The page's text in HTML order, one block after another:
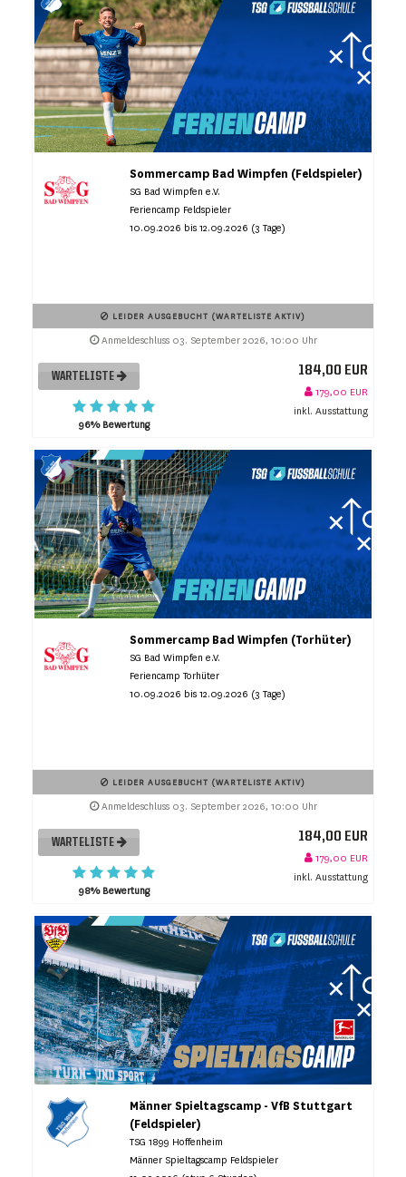
Sommercamp Bad Wimpfen (Feldspieler)
SG Bad Wimpfen e.V.
Feriencamp Feldspieler
10.09.2026 bis 12.09.2026 (3 Tage)
LEIDER AUSGEBUCHT (WARTELISTE AKTIV)
Anmeldeschluss 03. September 2026, 10:00 Uhr
WARTELISTE
96% Bewertung
184,00 EUR
179,00 EUR
inkl. Ausstattung
Sommercamp Bad Wimpfen (Torhüter)
SG Bad Wimpfen e.V.
Feriencamp Torhüter
10.09.2026 bis 12.09.2026 (3 Tage)
LEIDER AUSGEBUCHT (WARTELISTE AKTIV)
Anmeldeschluss 03. September 2026, 10:00 Uhr
WARTELISTE
98% Bewertung
184,00 EUR
179,00 EUR
inkl. Ausstattung
Männer Spieltagscamp - VfB Stuttgart
(Feldspieler)
TSG 1899 Hoffenheim
Männer Spieltagscamp Feldspieler